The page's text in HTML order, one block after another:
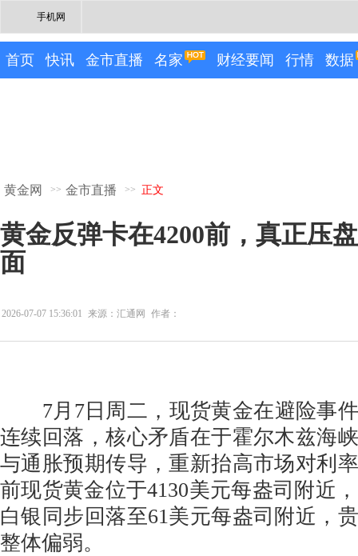
手机网
首页 快讯 金市直播 名家 财经要闻 行情 数据
黄金网 >> 金市直播 >> 正文
黄金反弹卡在4200前，真正压
面
2026-07-07 15:36:01 来源：汇通网 作者：
7月7日周二，现货黄金在避险事件
连续回落，核心矛盾在于霍尔木兹海
与通胀预期传导，重新抬高市场对利
前现货黄金位于4130美元每盎司附近
白银同步回落至61美元每盎司附近，
整体偏弱。